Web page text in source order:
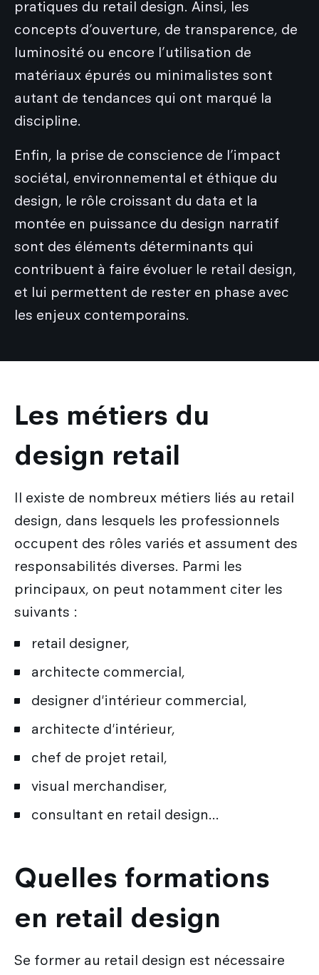
pratiques du retail design. Ainsi, les
concepts d’ouverture, de transparence, de
luminosité ou encore l’utilisation de
matériaux épurés ou minimalistes sont
autant de tendances qui ont marqué la
discipline.
Enfin, la prise de conscience de l’impact
sociétal, environnemental et éthique du
design, le rôle croissant du data et la
montée en puissance du design narratif
sont des éléments déterminants qui
contribuent à faire évoluer le retail design,
et lui permettent de rester en phase avec
les enjeux contemporains.
Les métiers du
design retail
Il existe de nombreux métiers liés au retail
design, dans lesquels les professionnels
occupent des rôles variés et assument des
responsabilités diverses. Parmi les
principaux, on peut notamment citer les
suivants :
retail designer,
architecte commercial,
designer d'intérieur commercial,
architecte d'intérieur,
chef de projet retail,
visual merchandiser,
consultant en retail design…
Quelles formations
en retail design
Se former au retail design est nécessaire